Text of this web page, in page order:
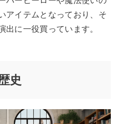
アイテムとなっており、そ
出に一役買っています。
史